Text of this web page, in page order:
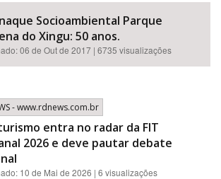
Socioambiental Parque
do Xingu: 50 anos.
06 de Out de 2017 | 6735 visualizações
- www.rdnews.com.br
entra no radar da FIT
2026 e deve pautar debate
10 de Mai de 2026 | 6 visualizações